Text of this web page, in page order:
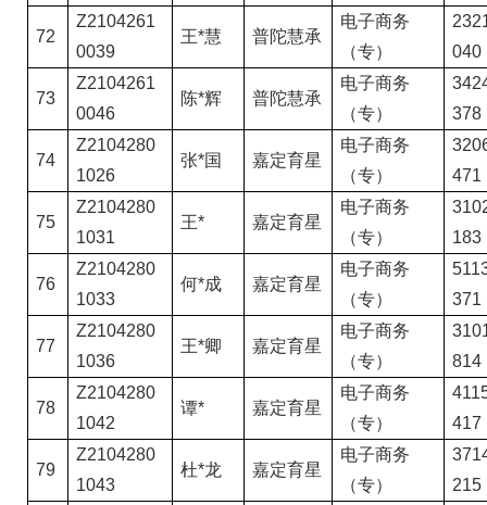
72
Z2104261
0039
王*慧 普陀慧承
电子商务
（专）
040
73
Z2104261
0046
陈*辉 普陀慧承
电子商务
（专）
378
74
Z2104280
1026
张*国 嘉定育星
电子商务
（专）
471
75
Z2104280
1031
王* 嘉定育星
电子商务
（专）
183
76
Z2104280
1033
何*成 嘉定育星
电子商务
（专）
371
77
Z2104280
1036
王*卿 嘉定育星
电子商务
（专）
814
78
Z2104280
1042
谭* 嘉定育星
电子商务
（专）
417
79
Z2104280
1043
杜*龙 嘉定育星
电子商务
（专）
215